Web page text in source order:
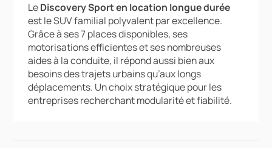
LeDiscovery Sport en location longue durée
est le SUV familial polyvalent par excellence.
Grâce à ses 7 places disponibles, ses
motorisations efficientes et ses nombreuses
aides à la conduite, il répond aussi bien aux
besoins des trajets urbains qu’aux longs
déplacements. Un choix stratégique pour les
entreprises recherchant modularité et fiabilité.